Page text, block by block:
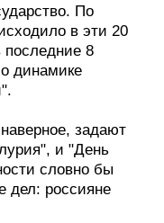
По
в эти 20
последние 8
динамике
задают
и "День
словно бы
дел: россияне